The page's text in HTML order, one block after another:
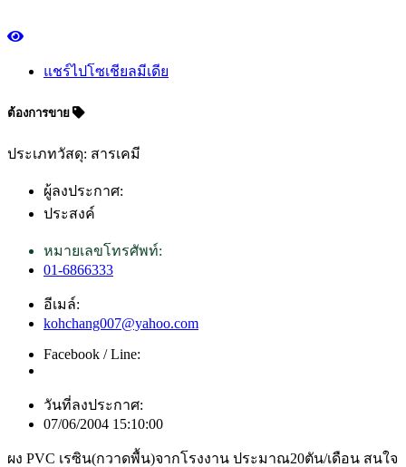
แชร์ไปโซเชียลมีเดีย
ต้องการขาย
ประเภทวัสดุ: สารเคมี
ผู้ลงประกาศ:
ประสงค์
หมายเลขโทรศัพท์:
01-6866333
อีเมล์:
kohchang007@yahoo.com
Facebook / Line:
วันที่ลงประกาศ:
07/06/2004 15:10:00
ผง PVC เรซิน(กวาดพื้น)จากโรงงาน ประมาณ20ตัน/เดือน สนใจ